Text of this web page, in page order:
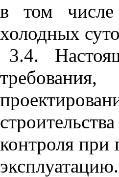
в том числе
холодных
3.4.
контроля при
эксплуатацию.